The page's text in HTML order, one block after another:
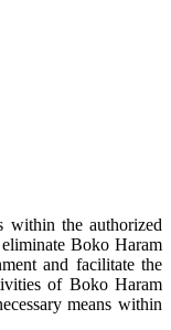
within the authorized
Boko Haram
and facilitate the
of Boko Haram
means within